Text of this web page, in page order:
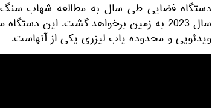
دستگاه فضایی طی سال به مطالعه شهاب سنگ
سال 2023 به زمین برخواهد گشت. این
ویدئویی و محدوده یاب لیزری یکی از آنهاست.